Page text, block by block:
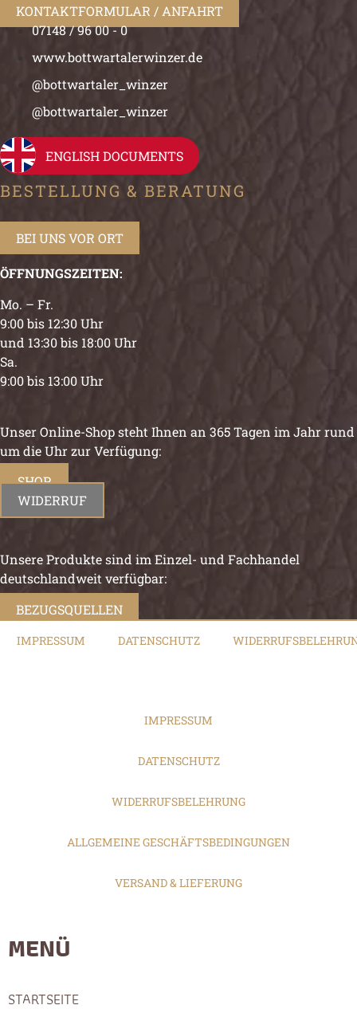
KONTAKTFORMULAR / ANFAHRT
07148 / 96 00 - 0
www.bottwartalerwinzer.de
@bottwartaler_winzer
@bottwartaler_winzer
ENGLISH DOCUMENTS
BESTELLUNG & BERATUNG
BEI UNS VOR ORT
ÖFFNUNGSZEITEN:
Mo. – Fr.
9:00 bis 12:30 Uhr
und 13:30 bis 18:00 Uhr
Sa.
9:00 bis 13:00 Uhr
Unser Online-Shop steht Ihnen an 365 Tagen im Jahr rund
um die Uhr zur Verfügung:
SHOP
WIDERRUF
Unsere Produkte sind im Einzel- und Fachhandel
deutschlandweit verfügbar:
BEZUGSQUELLEN
IMPRESSUM DATENSCHUTZ
IMPRESSUM
DATENSCHUTZ
WIDERRUFSBELEHRUNG
ALLGEMEINE GESCHÄFTSBEDINGUNGEN
VERSAND & LIEFERUNG
MENÜ
STARTSEITE